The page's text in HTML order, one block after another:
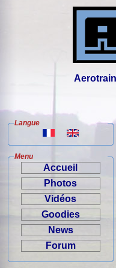
Langue
Menu
Accueil
Photos
Vidéos
Goodies
News
Forum